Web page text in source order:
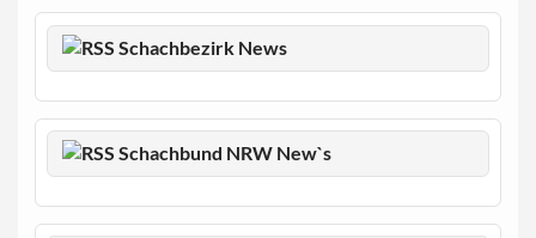
Schachbezirk News
Schachbund NRW New`s